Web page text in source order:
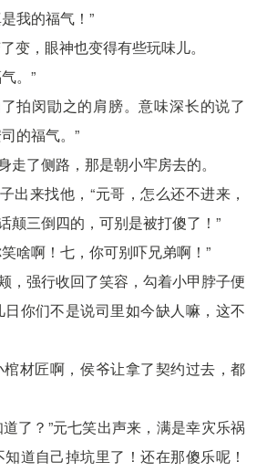
我的福气！”
变，眼神也变得有些玩味儿。
。”
拍闵勖之的肩膀。意味深长的说了
的福气。”
走了侧路，那是朝小牢房去的。
出来找他，“元哥，怎么还不进来，
颠三倒四的，可别是被打傻了！”
啥啊！七，你可别吓兄弟啊！”
，强行收回了笑容，勾着小甲脖子便
日你们不是说司里如今缺人嘛，这不
棺材匠啊，侯爷让拿了契约过去，都
了？”元七笑出声来，满是幸灾乐祸
道自己掉坑里了！还在那傻乐呢！